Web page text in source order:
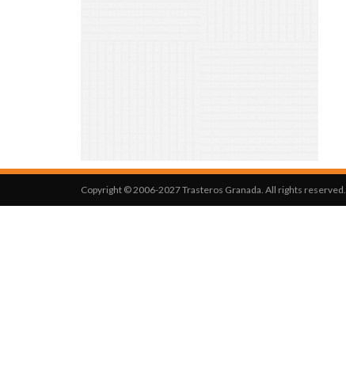
Copyright © 2006-2027 Trasteros Granada. All rights reserved.